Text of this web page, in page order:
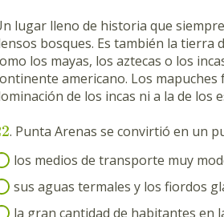
lugar lleno de historia que
bosques. Es también la tierra
los mayas, los aztecas o los
americano. Los
de los incas ni a la de los
. Punta Arenas se convirtió en un
los medios de transporte muy
sus aguas termales y los fiordos
la gran cantidad de habitantes en